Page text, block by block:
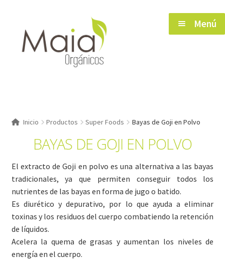
navegación
contenido
Menú
Tienda
Herramientas de Salud
Blog
Contacto
Inicio Productos Super Foods Bayas de Goji en Polvo
BAYAS DE GOJI EN POLVO
El extracto de Goji en polvo es una alternativa a las bayas
tradicionales, ya que permiten conseguir todos los
nutrientes de las bayas en forma de jugo o batido.
Es diurético y depurativo, por lo que ayuda a eliminar
toxinas y los residuos del cuerpo combatiendo la retención
de líquidos.
Acelera la quema de grasas y aumentan los niveles de
energía en el cuerpo.